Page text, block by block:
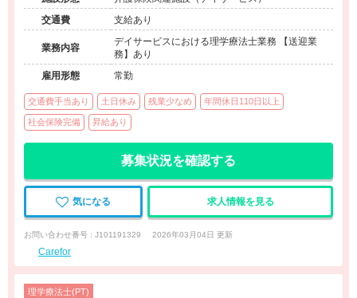
交通費
支給あり
業務内容
デイサービスにおける理学療法士業務 【送迎業
務】あり
雇用形態
常勤
交通費手当あり 土日休み 残業少なめ 年間休日110日以上
社会保険完備 昇給あり
募集状況を確認する
気になる 求人情報を見る
お問い合わせ番号 : J101191329 2026年03月04日 更新
Carefor
理学療法士(PT)